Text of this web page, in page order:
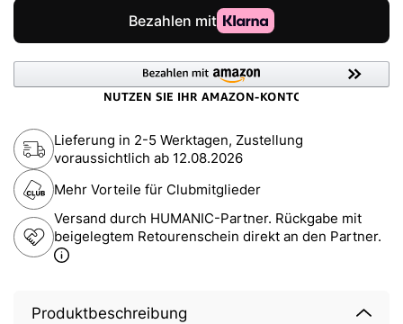
Lieferung in 2-5 Werktagen, Zustellung
voraussichtlich ab 12.08.2026
Mehr Vorteile für Clubmitglieder
Versand durch HUMANIC-Partner. Rückgabe mit
beigelegtem Retourenschein direkt an den Partner.
Produktbeschreibung